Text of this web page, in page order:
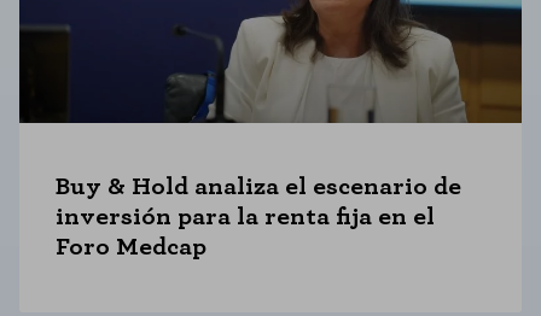
Buy & Hold analiza el escenario de
inversión para la renta fija en el
Foro Medcap
GUARDAR CONFIGURACIÓN
Puedes volver a configurar tus cookies desde la sección "Configuración de
cookies" al pie de la página. También puedes consultar nuestrapolítica de cookies